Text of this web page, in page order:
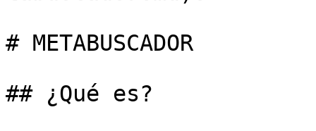
# METABUSCADOR
## ¿Qué es?